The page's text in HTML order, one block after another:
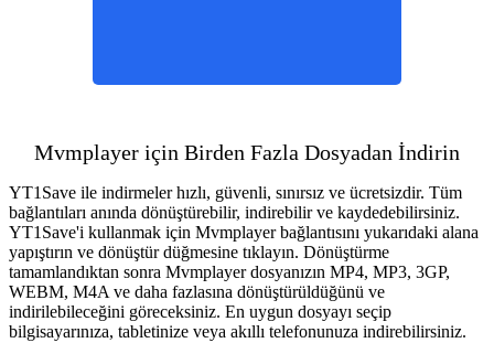
Mvmplayer için Birden Fazla Dosyadan İndirin
YT1Save ile indirmeler hızlı, güvenli, sınırsız ve ücretsizdir. Tüm
bağlantıları anında dönüştürebilir, indirebilir ve kaydedebilirsiniz.
YT1Save'i kullanmak için Mvmplayer bağlantısını yukarıdaki alana
yapıştırın ve dönüştür düğmesine tıklayın. Dönüştürme
tamamlandıktan sonra Mvmplayer dosyanızın MP4, MP3, 3GP,
WEBM, M4A ve daha fazlasına dönüştürüldüğünü ve
indirilebileceğini göreceksiniz. En uygun dosyayı seçip
bilgisayarınıza, tabletinize veya akıllı telefonunuza indirebilirsiniz.